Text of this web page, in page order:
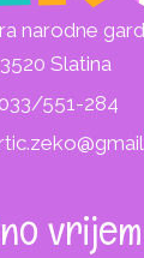
narodne
Slatina
033/551-284